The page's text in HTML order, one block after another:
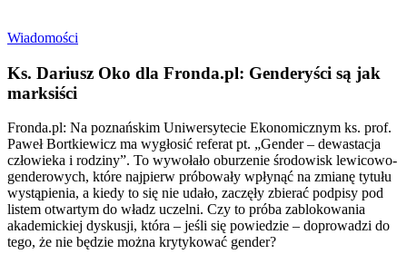
Wiadomości
Ks. Dariusz Oko dla Fronda.pl: Genderyści są jak
marksiści
Fronda.pl: Na poznańskim Uniwersytecie Ekonomicznym ks. prof.
Paweł Bortkiewicz ma wygłosić referat pt. „Gender – dewastacja
człowieka i rodziny”. To wywołało oburzenie środowisk lewicowo-
genderowych, które najpierw próbowały wpłynąć na zmianę tytułu
wystąpienia, a kiedy to się nie udało, zaczęły zbierać podpisy pod
listem otwartym do władz uczelni. Czy to próba zablokowania
akademickiej dyskusji, która – jeśli się powiedzie – doprowadzi do
tego, że nie będzie można krytykować gender?